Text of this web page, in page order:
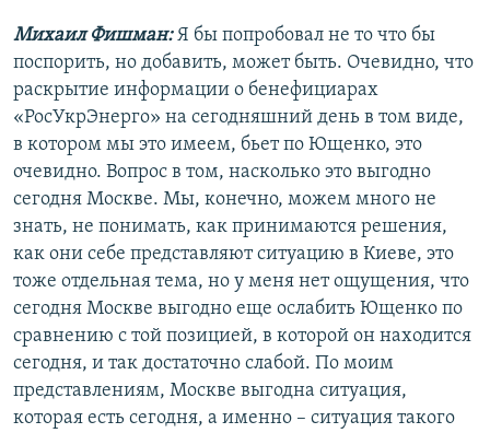
Михаил Фишман: Я бы попробовал не то что бы
поспорить, но добавить, может быть. Очевидно, что
раскрытие информации о бенефициарах
«РосУкрЭнерго» на сегодняшний день в том виде,
в котором мы это имеем, бьет по Ющенко, это
очевидно. Вопрос в том, насколько это выгодно
сегодня Москве. Мы, конечно, можем много не
знать, не понимать, как принимаются решения,
как они себе представляют ситуацию в Киеве, это
тоже отдельная тема, но у меня нет ощущения, что
сегодня Москве выгодно еще ослабить Ющенко по
сравнению с той позицией, в которой он находится
сегодня, и так достаточно слабой. По моим
представлениям, Москве выгодна ситуация,
которая есть сегодня, а именно – ситуация такого